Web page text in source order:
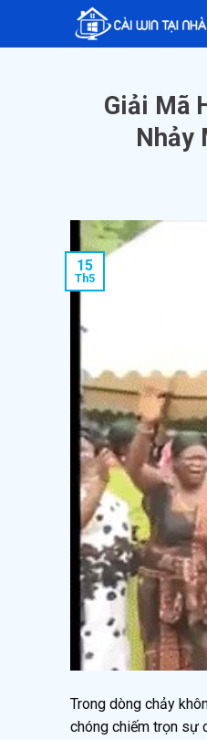
Giải Mã
Nhảy
15
Th5
Trong dòng chảy
chóng chiếm trọn sự